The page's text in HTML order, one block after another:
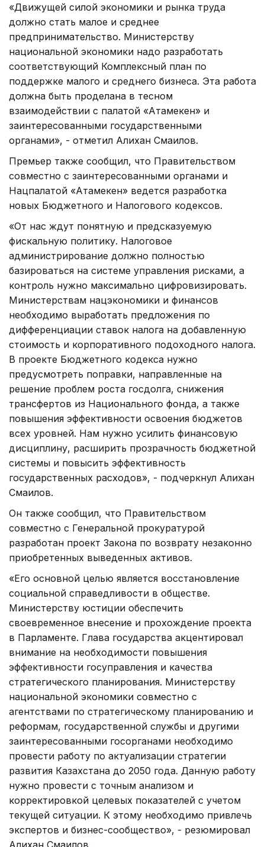
«Движущей силой экономики и рынка труда
должно стать малое и среднее
предпринимательство. Министерству
национальной экономики надо разработать
соответствующий Комплексный план по
поддержке малого и среднего бизнеса. Эта работа
должна быть проделана в тесном
взаимодействии с палатой «Атамекен» и
заинтересованными государственными
органами», - отметил Алихан Смаилов.
Премьер также сообщил, что Правительством
совместно с заинтересованными органами и
Нацпалатой «Атамекен» ведется разработка
новых Бюджетного и Налогового кодексов.
«От нас ждут понятную и предсказуемую
фискальную политику. Налоговое
администрирование должно полностью
базироваться на системе управления рисками, а
контроль нужно максимально цифровизировать.
Министерствам нацэкономики и финансов
необходимо выработать предложения по
дифференциации ставок налога на добавленную
стоимость и корпоративного подоходного налога.
В проекте Бюджетного кодекса нужно
предусмотреть поправки, направленные на
решение проблем роста госдолга, снижения
трансфертов из Национального фонда, а также
повышения эффективности освоения бюджетов
всех уровней. Нам нужно усилить финансовую
дисциплину, расширить прозрачность бюджетной
системы и повысить эффективность
государственных расходов», - подчеркнул Алихан
Смаилов.
Он также сообщил, что Правительством
совместно с Генеральной прокуратурой
разработан проект Закона по возврату незаконно
приобретенных выведенных активов.
«Его основной целью является восстановление
социальной справедливости в обществе.
Министерству юстиции обеспечить
своевременное внесение и прохождение проекта
в Парламенте. Глава государства акцентировал
внимание на необходимости повышения
эффективности госуправления и качества
стратегического планирования. Министерству
национальной экономики совместно с
агентствами по стратегическому планированию и
реформам, государственной службы и другими
заинтересованными госорганами необходимо
провести работу по актуализации стратегии
развития Казахстана до 2050 года. Данную работу
нужно провести с точным анализом и
корректировкой целевых показателей с учетом
текущей ситуации. К этому необходимо привлечь
экспертов и бизнес-сообщество», - резюмировал
Алихан Смаилов.